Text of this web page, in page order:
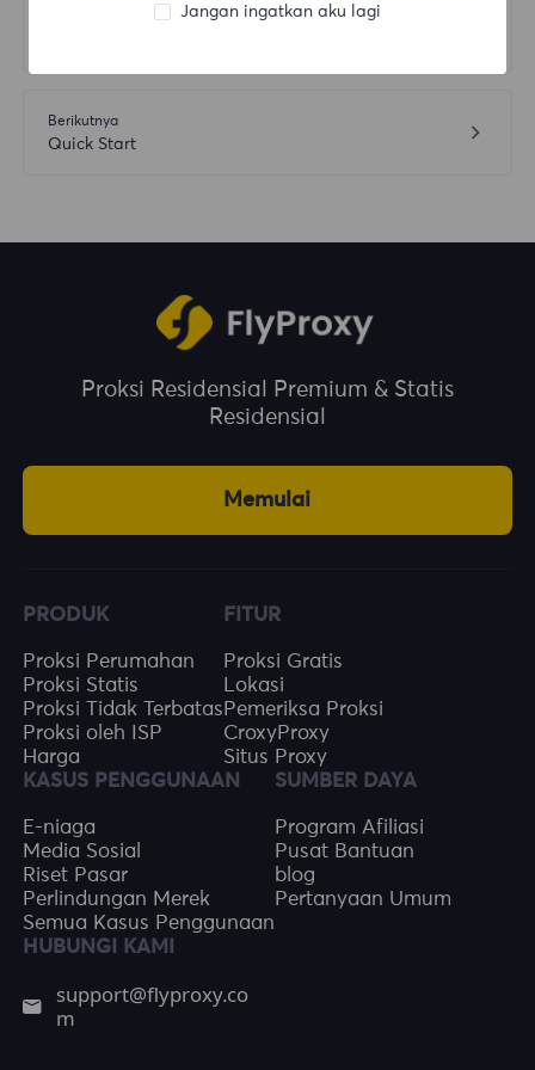
Berikutnya
Quick Start
Proksi Residensial Premium & Statis
Residensial
Memulai
PRODUK
Proksi Perumahan
Proksi Statis
Proksi Tidak Terbatas
Proksi oleh ISP
Harga
FITUR
Proksi Gratis
Lokasi
Pemeriksa Proksi
CroxyProxy
Situs Proxy
KASUS PENGGUNAAN
E-niaga
Media Sosial
Riset Pasar
Perlindungan Merek
Semua Kasus Penggunaan
SUMBER DAYA
Program Afiliasi
Pusat Bantuan
blog
Pertanyaan Umum
HUBUNGI KAMI
support@flyproxy.co
m
Jangan ingatkan aku lagi